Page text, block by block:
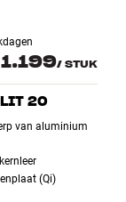
/ STUK
20
van aluminium
(Qi)